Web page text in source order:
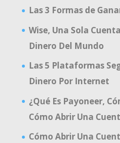
Las 3 Formas de
Wise, Una Sola
Dinero Del Mundo
Las 5 Plataformas
Dinero Por Internet
¿Qué Es Payoneer,
Cómo Abrir Una
Cómo Abrir Una